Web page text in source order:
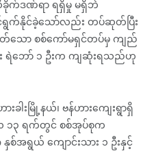
ခိုက်ဒဏ်ရာ ရရှိမှု မရှိဘဲ
ရွက်နိုင်ခဲ့သော်လည်း တပ်ဆုတ်ပြီး
ော စစ်ကော်မရှင်တပ်မှ ကျည်
း ရဲဘော် ၁ ဦးက ကျဆုံးရသည်ဟု
းခါးမြို့နယ်၊ ဗန်ဟားကျေးရွာရှိ
၁၃ ရက်တွင် စစ်အုပ်စုက
စ်အရွယ် ကျောင်းသား ၁ ဦးနှင့်